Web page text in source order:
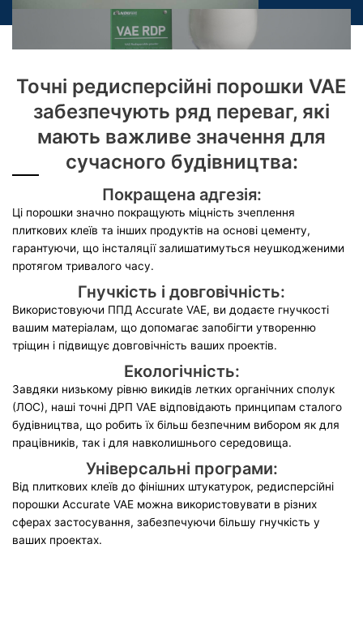
Точні редисперсійні порошки VAE
забезпечують ряд переваг, які
мають важливе значення для
сучасного будівництва:
Покращена адгезія:
Ці порошки значно покращують міцність зчеплення
плиткових клеїв та інших продуктів на основі цементу,
гарантуючи, що інсталяції залишатимуться неушкодженими
протягом тривалого часу.
Гнучкість і довговічність:
Використовуючи ППД Accurate VAE, ви додаєте гнучкості
вашим матеріалам, що допомагає запобігти утворенню
тріщин і підвищує довговічність ваших проектів.
Екологічність:
Завдяки низькому рівню викидів летких органічних сполук
(ЛОС), наші точні ДРП VAE відповідають принципам сталого
будівництва, що робить їх більш безпечним вибором як для
працівників, так і для навколишнього середовища.
Універсальні програми:
Від плиткових клеїв до фінішних штукатурок, редисперсійні
порошки Accurate VAE можна використовувати в різних
сферах застосування, забезпечуючи більшу гнучкість у
ваших проектах.